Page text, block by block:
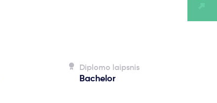
Diplomo laipsnis
Bachelor